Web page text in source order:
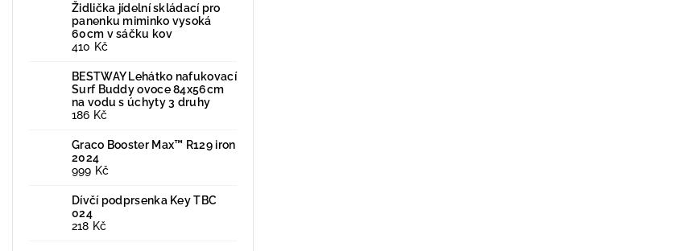
Židlička jídelní skládací pro
panenku miminko vysoká
60cm v sáčku kov
410 Kč
BESTWAY Lehátko nafukovací
Surf Buddy ovoce 84x56cm
na vodu s úchyty 3 druhy
186 Kč
Graco Booster Max™ R129 iron
2024
999 Kč
Dívčí podprsenka Key TBC
024
218 Kč